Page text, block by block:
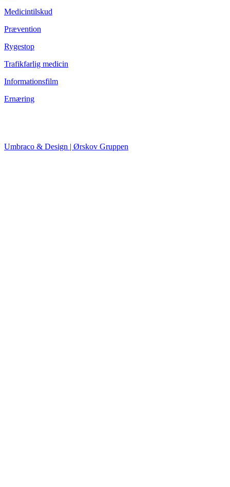
Medicintilskud
Prævention
Rygestop
Trafikfarlig medicin
Informationsfilm
Ernæring
Umbraco & Design | Ørskov Gruppen